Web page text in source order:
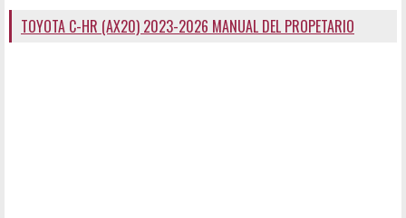
TOYOTA C-HR (AX20) 2023-2026 MANUAL DEL PROPETARIO